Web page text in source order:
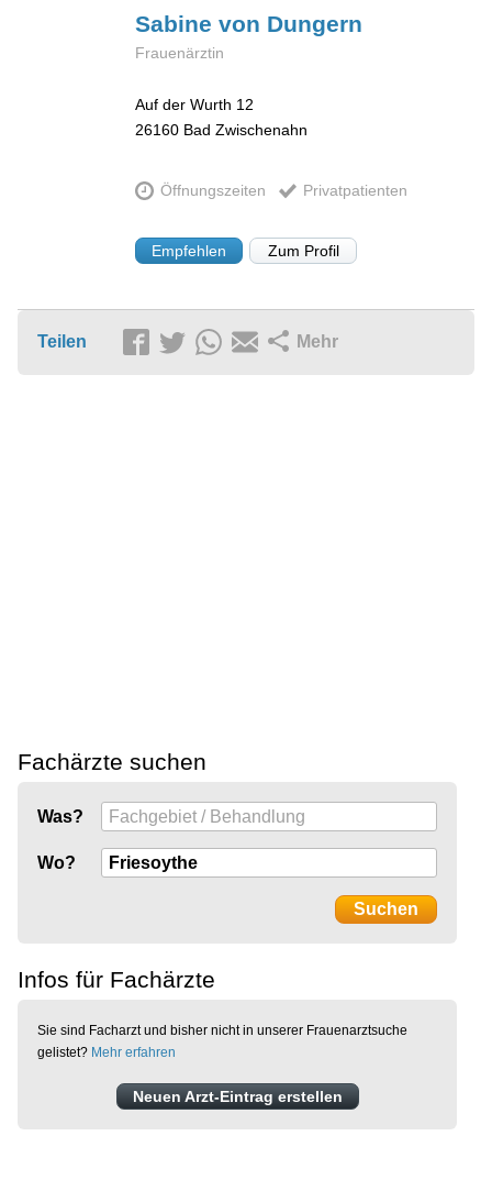
Sabinevon Dungern
Frauenärztin
Auf der Wurth 12
26160 Bad Zwischenahn
Öffnungszeiten Privatpatienten
Empfehlen Zum Profil
Teilen Mehr
Fachärzte suchen
Was?
Wo?
Infos für Fachärzte
Sie sind Facharzt und bisher nicht in unserer Frauenarztsuche
gelistet? Mehr erfahren
Neuen Arzt-Eintrag erstellen